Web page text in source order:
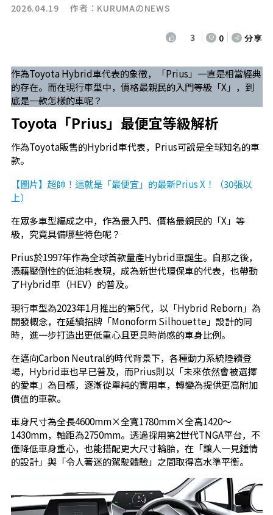
2026.04.19 作者： KURUMAのNEWS
3 0 分享
作為Toyota Hybrid車代表的象徵，「Prius」一直是相當經典
的存在。而在現行車型中，價格最親民的入門等級「X」，到
底是一款怎樣的車呢？
Toyota「Prius」最便宜等級解析
作為Toyota販售的Hybrid車代表，Prius可說是全球知名的車
款。
【圖片】超帥！這就是「最便宜」的最新Prius X！（30張以
上）
在眾多車型編成之中，作為最入門、價格最親民的「X」等
級，究竟具備哪些特色呢？
Prius於1997年作為全球首款量產Hybrid車誕生。自那之後，
憑藉壓倒性的低油耗表現，成為新世代環保車的代表，也帶動
了Hybrid車（HEV）的普及。
現行車型為2023年1月推出的第5代，以「Hybrid Reborn」為
開發概念，在延續招牌「Monoform Silhouette」設計的同
時，進一步打造出更低重心且更具時尚感的車身比例。
在邁向Carbon Neutral的時代背景下，各種動力系統陸續登
場，Hybrid車也早已普及，而Prius則以「未來依然會被選擇
的愛車」為目標，逐漸從單純的實用車，轉變為提供更高附加
價值的車款。
車身尺寸為全長4600mm×全寬1780mm×全高1420～
1430mm，軸距為2750mm。透過採用第2世代TNGA平台，不
僅降低車身重心，也能搭配更大尺寸輪胎，在「讓人一見鍾情
的設計」與「令人著迷的駕駛體驗」之間取得高水準平衡。